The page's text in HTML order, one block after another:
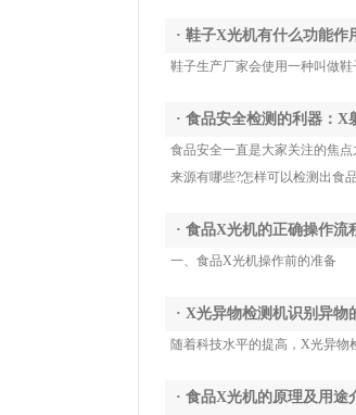
· 鞋子X光机有什么功能作
鞋子生产厂家会使用一种叫做
· 食品安全检测的利器：X
食品安全一直是大家关注的焦
来源有哪些?怎样可以检测出食
· 食品X光机的正确操作流
一、食品X光机操作前的准备
· X光异物检测机识别异物
随着科技水平的提高，X光异物
· 食品X光机的原理及用途